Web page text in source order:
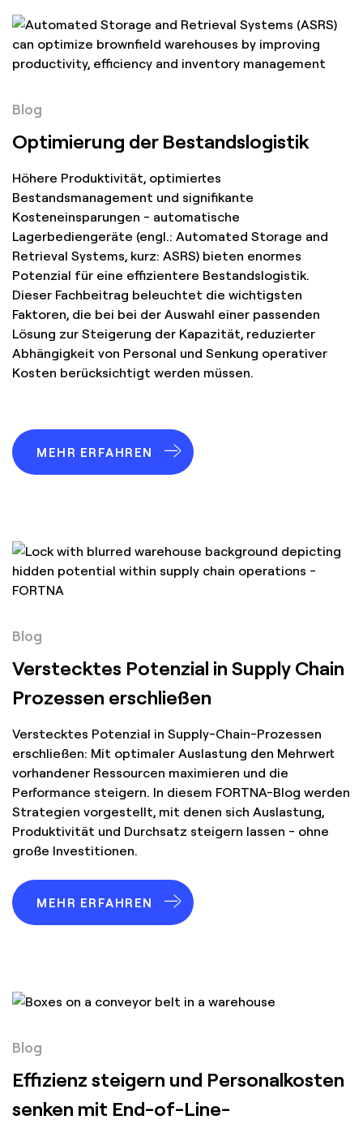
Blog
Optimierung der Bestandslogistik
Höhere Produktivität, optimiertes
Bestandsmanagement und signifikante
Kosteneinsparungen - automatische
Lagerbediengeräte (engl.: Automated Storage and
Retrieval Systems, kurz: ASRS) bieten enormes
Potenzial für eine effizientere Bestandslogistik.
Dieser Fachbeitrag beleuchtet die wichtigsten
Faktoren, die bei bei der Auswahl einer passenden
Lösung zur Steigerung der Kapazität, reduzierter
Abhängigkeit von Personal und Senkung operativer
Kosten berücksichtigt werden müssen.
MEHR ERFAHREN
Blog
Verstecktes Potenzial in Supply Chain
Prozessen erschließen
Verstecktes Potenzial in Supply-Chain-Prozessen
erschließen: Mit optimaler Auslastung den Mehrwert
vorhandener Ressourcen maximieren und die
Performance steigern. In diesem FORTNA-Blog werden
Strategien vorgestellt, mit denen sich Auslastung,
Produktivität und Durchsatz steigern lassen - ohne
große Investitionen.
MEHR ERFAHREN
Blog
Effizienz steigern und Personalkosten
senken mit End-of-Line-